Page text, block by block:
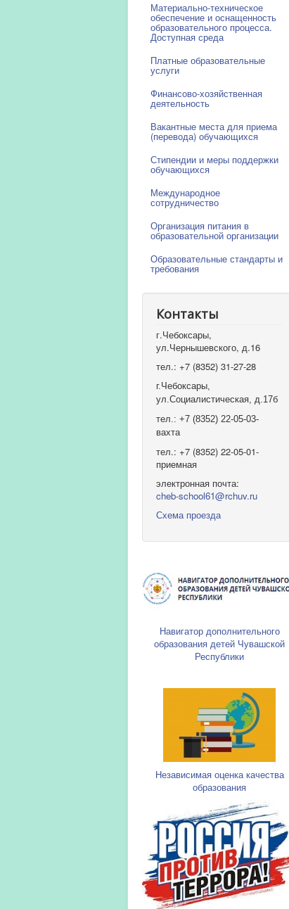
Материально-техническое
обеспечение и оснащенность
образовательного процесса.
Доступная среда
Платные образовательные
услуги
Финансово-хозяйственная
деятельность
Вакантные места для приема
(перевода) обучающихся
Стипендии и меры поддержки
обучающихся
Международное
сотрудничество
Организация питания в
образовательной организации
Образовательные стандарты и
требования
Контакты
г.Чебоксары,
ул.Чернышевского, д.16
тел.: +7 (8352) 31-27-28
г.Чебоксары,
ул.Социалистическая, д.17б
тел.: +7 (8352) 22-05-03-
вахта
тел.: +7 (8352) 22-05-01-
приемная
электронная почта:
cheb-school61@rchuv.ru
Схема проезда
Навигатор дополнительного
образования детей Чувашской
Республики
Независимая оценка качества
образования